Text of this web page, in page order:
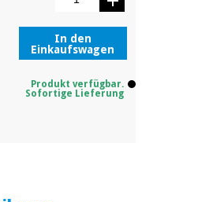
In den
Einkaufswagen
Produkt verfügbar.
Sofortige Lieferung